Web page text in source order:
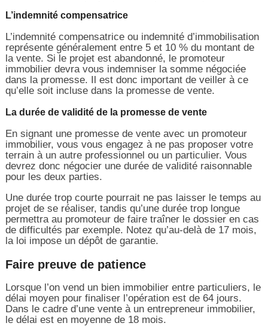
L’indemnité compensatrice
L’indemnité compensatrice ou indemnité d’immobilisation
représente généralement entre 5 et 10 % du montant de
la vente. Si le projet est abandonné, le promoteur
immobilier devra vous indemniser la somme négociée
dans la promesse. Il est donc important de veiller à ce
qu’elle soit incluse dans la promesse de vente.
La durée de validité de la promesse de vente
En signant une promesse de vente avec un promoteur
immobilier, vous vous engagez à ne pas proposer votre
terrain à un autre professionnel ou un particulier. Vous
devrez donc négocier une durée de validité raisonnable
pour les deux parties.
Une durée trop courte pourrait ne pas laisser le temps au
projet de se réaliser, tandis qu’une durée trop longue
permettra au promoteur de faire traîner le dossier en cas
de difficultés par exemple. Notez qu’au-delà de 17 mois,
la loi impose un dépôt de garantie.
Faire preuve de patience
Lorsque l’on vend un bien immobilier entre particuliers, le
délai moyen pour finaliser l’opération est de 64 jours.
Dans le cadre d’une vente à un entrepreneur immobilier,
le délai est en moyenne de 18 mois.